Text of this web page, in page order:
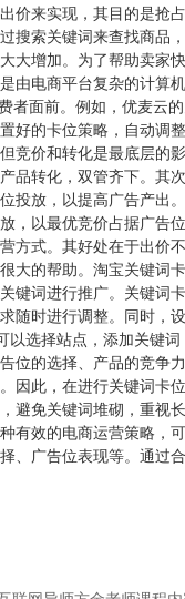
价来实现，其目的是抢
搜索关键词来查找商品
大增加。为了帮助卖
由电商平台复杂的计
者面前。例如，优麦云
好的卡位策略，自动调
竞价和转化是最底层的
品转化，双管齐下。其
投放，以提高广告产出
，以最优竞价占据广告
方式。其好处在于出价
大的帮助。淘宝关键词
键词进行推广。关键词
随时进行调整。同时
选择站点，添加关键
位的选择、产品的竞争
因此，在进行关键词卡
避免关键词堆砌，重视
有效的电商运营策略，
、广告位表现等。通过